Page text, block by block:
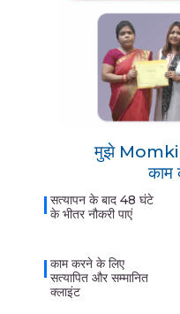
मुझे
काम
सत्यापन के बाद 48 घंटे
के भीतर नौकरी पाएं
काम करने के लिए
सत्यापित और सम्मानित
क्लाइंट